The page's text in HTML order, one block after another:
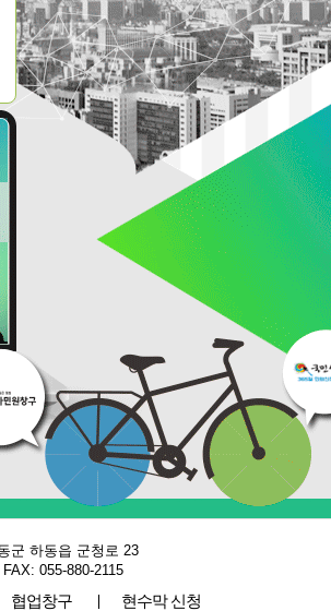
군 하동읍 군청로 23
055-880-2115
협업창구 현수막 신청